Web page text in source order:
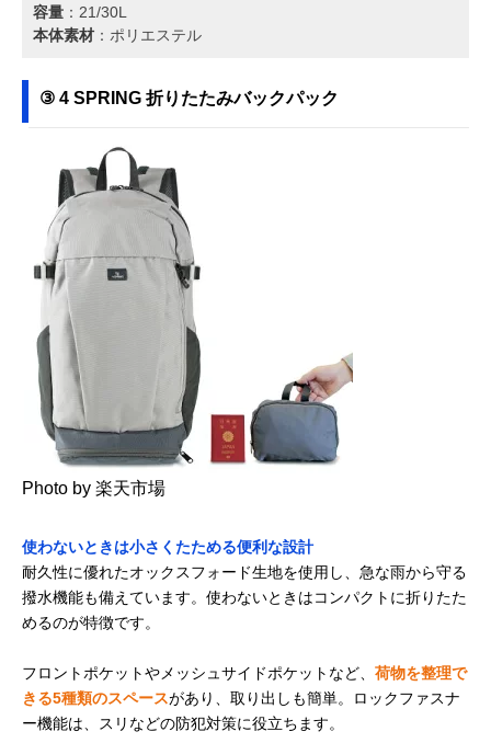
容量 ：21/30L
本体素材 ：ポリエステル
③ 4 SPRING 折りたたみバックパック
Photo by 楽天市場
使わないときは小さくたためる便利な設計
耐久性に優れたオックスフォード生地を使用し、急な雨から守る
撥水機能も備えています。使わないときはコンパクトに折りたた
めるのが特徴です。
フロントポケットやメッシュサイドポケットなど、 荷物を整理で
きる5種類のスペースがあり、取り出しも簡単。ロックファスナ
ー機能は、スリなどの防犯対策に役立ちます。